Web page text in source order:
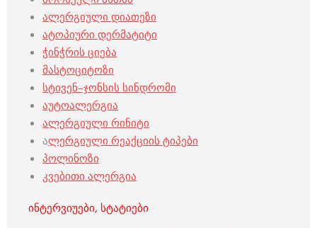
ალერგიული დიათეზი
ატოპიური დერმატიტი
ჭინჭრის ციება
მასტოციტოზი
სტივენ–ჯონსის სინდრომი
აუტოალერგია
ალერგიული რინიტი
ალერგიული რეაქციის ტიპები
პოლინოზი
კვებითი ალერგია
ინტერვიუები, სტატიები